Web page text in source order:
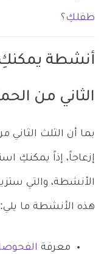
طفلكِ؟
أنشطة يمكنكِ
الثاني من
بما أن الثلث
إزعاجاً، إذاً يمكنكِ
الأنشطة، والتي
هذه الأنشطة ما يلي:
معرفة